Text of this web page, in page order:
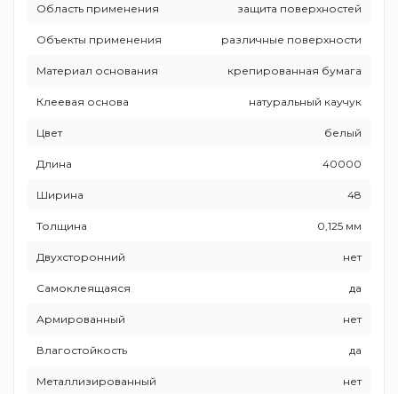
Область применения защита поверхностей
Объекты применения различные поверхности
Материал основания крепированная бумага
Клеевая основа натуральный каучук
Цвет белый
Длина 40000
Ширина 48
Толщина 0,125 мм
Двухсторонний нет
Самоклеящаяся да
Армированный нет
Влагостойкость да
Металлизированный нет